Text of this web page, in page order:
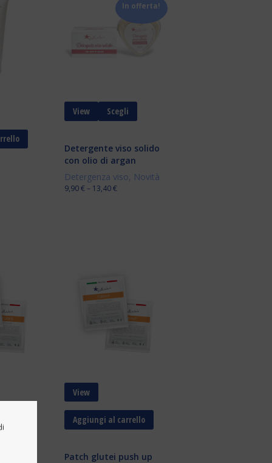
In offerta!
View Scegli
Detergente viso solido
con olio di argan
Detergenza viso, Novità
9,90€– 13,40€
View
Aggiungi al carrello
Patch glutei push up